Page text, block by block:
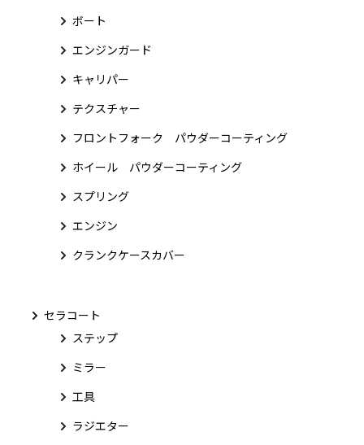
ボート
エンジンガード
キャリパー
テクスチャー
フロントフォーク パウダーコーティング
ホイール パウダーコーティング
スプリング
エンジン
クランクケースカバー
セラコート
ステップ
ミラー
工具
ラジエター